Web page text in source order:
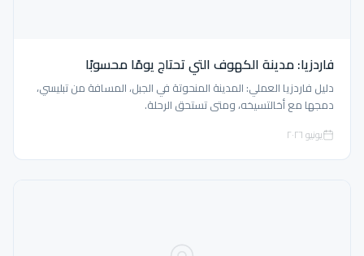
فاردزيا: مدينة الكهوف التي تحتاج يومًا محسوبًا
دليل فاردزيا العملي: المدينة المنحوتة في الجبل، المسافة من تبليسي،
دمجها مع أخالتسيخه، ومتى تستحق الرحلة.
يونيو ٢٠٢٦